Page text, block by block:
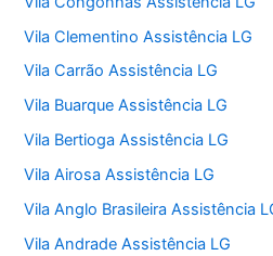
Vila Clementino Assistência LG
Vila Carrão Assistência LG
Vila Buarque Assistência LG
Vila Bertioga Assistência LG
Vila Airosa Assistência LG
Vila Anglo Brasileira Assistência
Vila Andrade Assistência LG